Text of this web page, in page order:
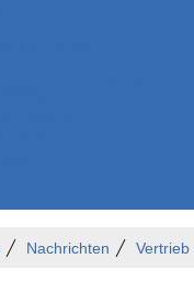
Nachrichten Vertrieb